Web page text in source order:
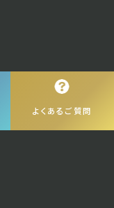
よくあるご質問